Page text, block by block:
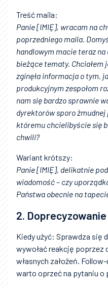
Treść maila:
Panie [IMIĘ], wracam na
poprzedniego maila.
handlowym macie teraz na
bieżące tematy. Chciałem
zginęła informacja o tym,
produkcyjnym zespołom
nam się bardzo sprawnie
dyrektorów sporo żmudnej
któremu chcielibyście się
chwili?
Wariant krótszy:
Panie [IMIĘ], delikatnie
wiadomość – czy
Państwa obecnie na
2.
Kiedy użyć: Sprawdza się
wywołać reakcję poprzez
własnych założeń.
warto oprzeć na pytaniu o